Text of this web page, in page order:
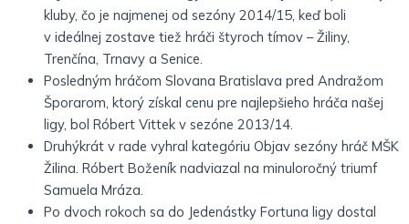
kluby, čo je najmenej od sezóny 2014/15, keď boli
v ideálnej zostave tiež hráči štyroch tímov – Žiliny,
Trenčína, Trnavy a Senice.
Posledným hráčom Slovana Bratislava pred Andražom
Šporarom, ktorý získal cenu pre najlepšieho hráča našej
ligy, bol Róbert Vittek v sezóne 2013/14.
Druhýkrát v rade vyhral kategóriu Objav sezóny hráč MŠK
Žilina. Róbert Boženík nadviazal na minuloročný triumf
Samuela Mráza.
Po dvoch rokoch sa do Jedenástky Fortuna ligy dostal